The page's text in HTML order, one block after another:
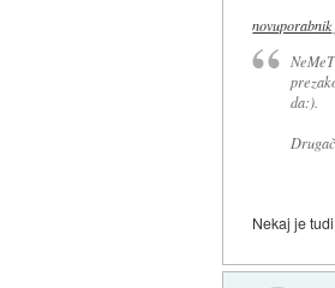
novuporabnik
da:).
Nekaj je